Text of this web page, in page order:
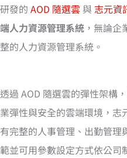
研發的 AOD 隨選雲 與 志元資
端人力資源管理系統 ，無論
整的人力資源管理系統。
透過 AOD 隨選雲的彈性架構
業彈性與安全的雲端環境，
有完整的人事管理、出勤管
範並可用參數設定方式依公